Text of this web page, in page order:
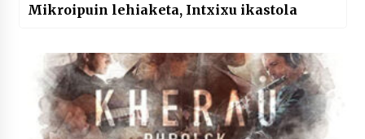
Mikroipuin lehiaketa, Intxixu ikastola